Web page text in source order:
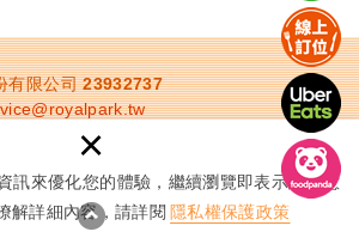
訊來優化您的體驗，繼續瀏覽即表示您同意
解詳細內容，請詳閱 隱私權保護政策
×
有限公司 23932737
此進入訂位頁面
台中地區
all rights reserved. 網頁設計 │ Newscan